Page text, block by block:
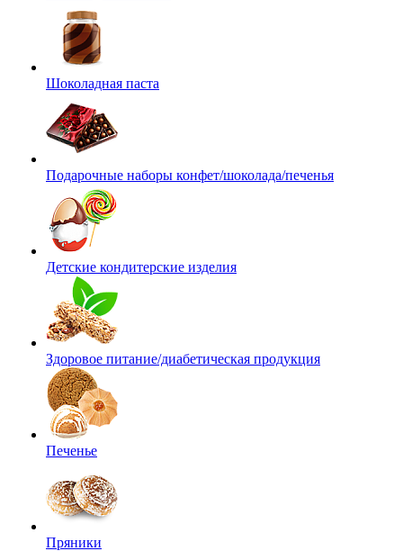
Шоколадная паста
Подарочные наборы конфет/шоколада/печенья
Детские кондитерские изделия
Здоровое питание/диабетическая продукция
Печенье
Пряники